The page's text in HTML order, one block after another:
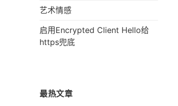
艺术情感
启用Encrypted Client Hello给
https兜底
最热文章